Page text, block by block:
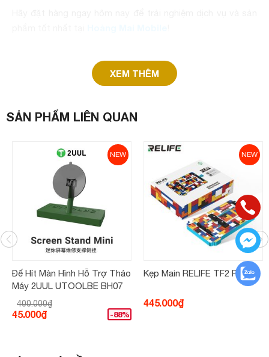
XEM THÊM
SẢN PHẨM LIÊN QUAN
NEW
Đế Hít Màn Hình Hỗ Trợ Tháo
Máy 2UUL UTOOLBE BH07
400.000₫
45.000₫ -88%
NEW
Kẹp Main RELIFE TF2 Plus
445.000₫